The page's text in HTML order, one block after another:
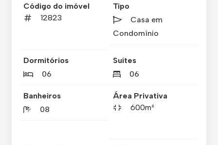
Código do imóvel
12823
Tipo
Casa em
Condomínio
Dormitórios
06
Suítes
06
Banheiros
08
Área Privativa
600m²